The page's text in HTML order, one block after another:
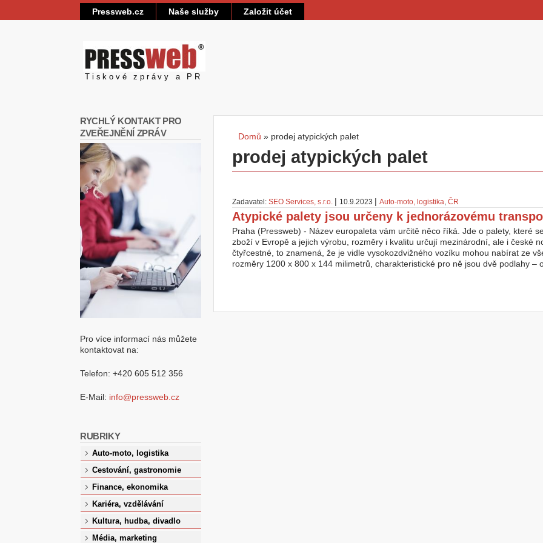
Pressweb.cz Naše služby Založit účet
Pressweb
Tiskové zprávy a PR
Jste zde
Domů » prodej atypických palet
prodej atypických palet
Zadavatel: SEO Services, s.r.o. | 10.9.2023 | Auto-moto, logistika, ČR
Atypické palety jsou určeny k jednorázovému
Praha (Pressweb) - Název europaleta vám určitě něco říká. Jde o palety, které
zboží v Evropě a jejich výrobu, rozměry i kvalitu určují mezinárodní, ale i české
čtyřcestné, to znamená, že je vidle vysokozdvižného vozíku mohou nabírat ze
rozměry 1200 x 800 x 144 milimetrů, charakteristické pro ně jsou dvě podlahy –
RYCHLÝ KONTAKT PRO
ZVEŘEJNĚNÍ ZPRÁV
Pro více informací nás můžete
kontaktovat na:
Telefon: +420 605 512 356
E-Mail: info@pressweb.cz
RUBRIKY
Auto-moto, logistika
Cestování, gastronomie
Finance, ekonomika
Kariéra, vzdělávání
Kultura, hudba, divadlo
Média, marketing